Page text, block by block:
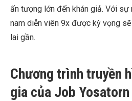
ấn tượng lớn đến khán giả. Với
nam diễn viên 9x được kỳ vọng
lai gần.
Chương trình truyền
gia của Job